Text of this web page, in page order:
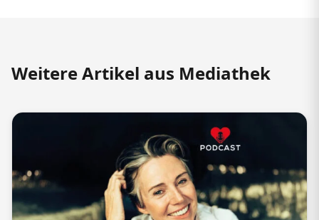
Weitere Artikel aus Mediathek